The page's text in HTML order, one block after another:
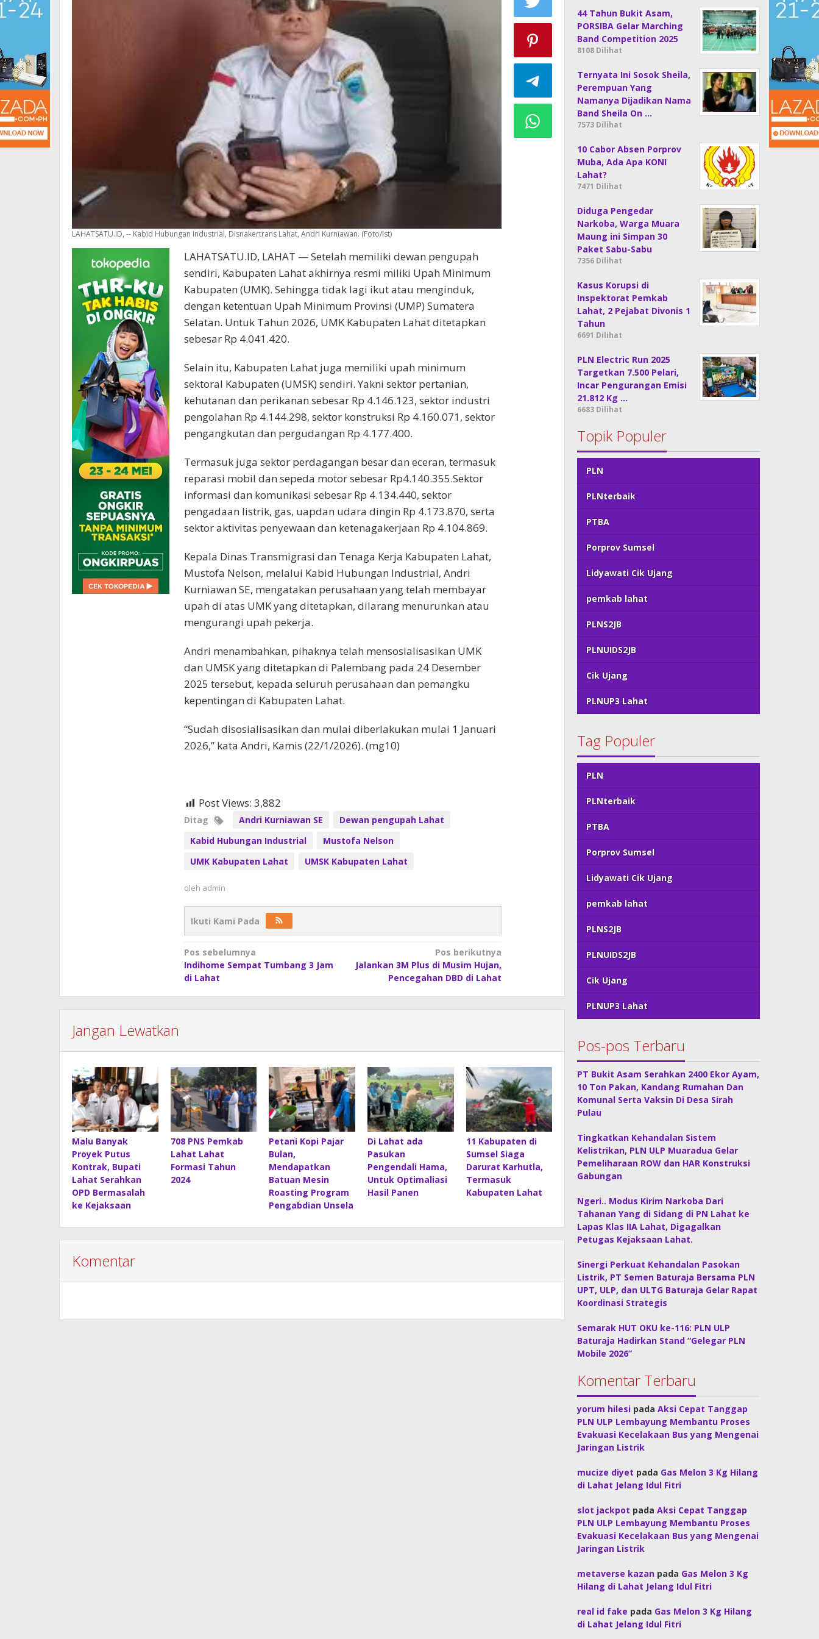
LAHATSATU.ID, -- Kabid Hubungan Industrial, Disnakertrans Lahat, Andri Kurniawan. (Foto/ist)
LAHATSATU.ID, LAHAT — Setelah memiliki dewan pengupah
sendiri, Kabupaten Lahat akhirnya resmi miliki Upah Minimum
Kabupaten (UMK). Sehingga tidak lagi ikut atau menginduk,
dengan ketentuan Upah Minimum Provinsi (UMP) Sumatera
Selatan. Untuk Tahun 2026, UMK Kabupaten Lahat ditetapkan
sebesar Rp 4.041.420.
Selain itu, Kabupaten Lahat juga memiliki upah minimum
sektoral Kabupaten (UMSK) sendiri. Yakni sektor pertanian,
kehutanan dan perikanan sebesar Rp 4.146.123, sektor industri
pengolahan Rp 4.144.298, sektor konstruksi Rp 4.160.071, sektor
pengangkutan dan pergudangan Rp 4.177.400.
Termasuk juga sektor perdagangan besar dan eceran, termasuk
reparasi mobil dan sepeda motor sebesar Rp4.140.355.Sektor
informasi dan komunikasi sebesar Rp 4.134.440, sektor
pengadaan listrik, gas, uapdan udara dingin Rp 4.173.870, serta
sektor aktivitas penyewaan dan ketenagakerjaan Rp 4.104.869.
Kepala Dinas Transmigrasi dan Tenaga Kerja Kabupaten Lahat,
Mustofa Nelson, melalui Kabid Hubungan Industrial, Andri
Kurniawan SE, mengatakan perusahaan yang telah membayar
upah di atas UMK yang ditetapkan, dilarang menurunkan atau
mengurangi upah pekerja.
Andri menambahkan, pihaknya telah mensosialisasikan UMK
dan UMSK yang ditetapkan di Palembang pada 24 Desember
2025 tersebut, kepada seluruh perusahaan dan pemangku
kepentingan di Kabupaten Lahat.
“Sudah disosialisasikan dan mulai diberlakukan mulai 1 Januari
2026,” kata Andri, Kamis (22/1/2026). (mg10)
Post Views: 3,882
Ditag Andri Kurniawan SE
Dewan pengupah Lahat
Kabid Hubungan Industrial
Mustofa Nelson
UMK Kabupaten Lahat
UMSK Kabupaten Lahat
oleh admin
Ikuti Kami Pada
Navigasi
pos
Pos sebelumnya
Indihome Sempat Tumbang 3 Jam
di Lahat
Pos berikutnya
Jalankan 3M Plus di Musim Hujan,
Pencegahan DBD di Lahat
Jangan Lewatkan
Malu Banyak
Proyek Putus
Kontrak, Bupati
Lahat Serahkan
OPD Bermasalah
ke Kejaksaan
708 PNS Pemkab
Lahat Lahat
Formasi Tahun
2024
Petani Kopi Pajar
Bulan,
Mendapatkan
Batuan Mesin
Roasting Program
Pengabdian Unsela
Di Lahat ada
Pasukan
Pengendali Hama,
Untuk Optimaliasi
Hasil Panen
11 Kabupaten di
Sumsel Siaga
Darurat Karhutla,
Termasuk
Kabupaten Lahat
Komentar
44 Tahun Bukit Asam,
PORSIBA Gelar Marching
Band Competition 2025
8108 Dilihat
Ternyata Ini Sosok Sheila,
Perempuan Yang
Namanya Dijadikan Nama
Band Sheila On …
7573 Dilihat
10 Cabor Absen Porprov
Muba, Ada Apa KONI
Lahat?
7471 Dilihat
Diduga Pengedar
Narkoba, Warga Muara
Maung ini Simpan 30
Paket Sabu-Sabu
7356 Dilihat
Kasus Korupsi di
Inspektorat Pemkab
Lahat, 2 Pejabat Divonis 1
Tahun
6691 Dilihat
PLN Electric Run 2025
Targetkan 7.500 Pelari,
Incar Pengurangan Emisi
21.812 Kg …
6683 Dilihat
Topik Populer
PLN
PLNterbaik
PTBA
Porprov Sumsel
Lidyawati Cik Ujang
pemkab lahat
PLNS2JB
PLNUIDS2JB
Cik Ujang
PLNUP3 Lahat
Tag Populer
PLN
PLNterbaik
PTBA
Porprov Sumsel
Lidyawati Cik Ujang
pemkab lahat
PLNS2JB
PLNUIDS2JB
Cik Ujang
PLNUP3 Lahat
Pos-pos Terbaru
PT Bukit Asam Serahkan 2400 Ekor Ayam,
10 Ton Pakan, Kandang Rumahan Dan
Komunal Serta Vaksin Di Desa Sirah
Pulau
Tingkatkan Kehandalan Sistem
Kelistrikan, PLN ULP Muaradua Gelar
Pemeliharaan ROW dan HAR Konstruksi
Gabungan
Ngeri.. Modus Kirim Narkoba Dari
Tahanan Yang di Sidang di PN Lahat ke
Lapas Klas IIA Lahat, Digagalkan
Petugas Kejaksaan Lahat.
Sinergi Perkuat Kehandalan Pasokan
Listrik, PT Semen Baturaja Bersama PLN
UPT, ULP, dan ULTG Baturaja Gelar Rapat
Koordinasi Strategis
Semarak HUT OKU ke-116: PLN ULP
Baturaja Hadirkan Stand “Gelegar PLN
Mobile 2026”
Komentar Terbaru
yorum hilesi padaAksi Cepat Tanggap
PLN ULP Lembayung Membantu Proses
Evakuasi Kecelakaan Bus yang Mengenai
Jaringan Listrik
mucize diyet pada Gas Melon 3 Kg Hilang
di Lahat Jelang Idul Fitri
slot jackpot padaAksi Cepat Tanggap
PLN ULP Lembayung Membantu Proses
Evakuasi Kecelakaan Bus yang Mengenai
Jaringan Listrik
metaverse kazan pada Gas Melon 3 Kg
Hilang di Lahat Jelang Idul Fitri
real id fake pada Gas Melon 3 Kg Hilang
di Lahat Jelang Idul Fitri